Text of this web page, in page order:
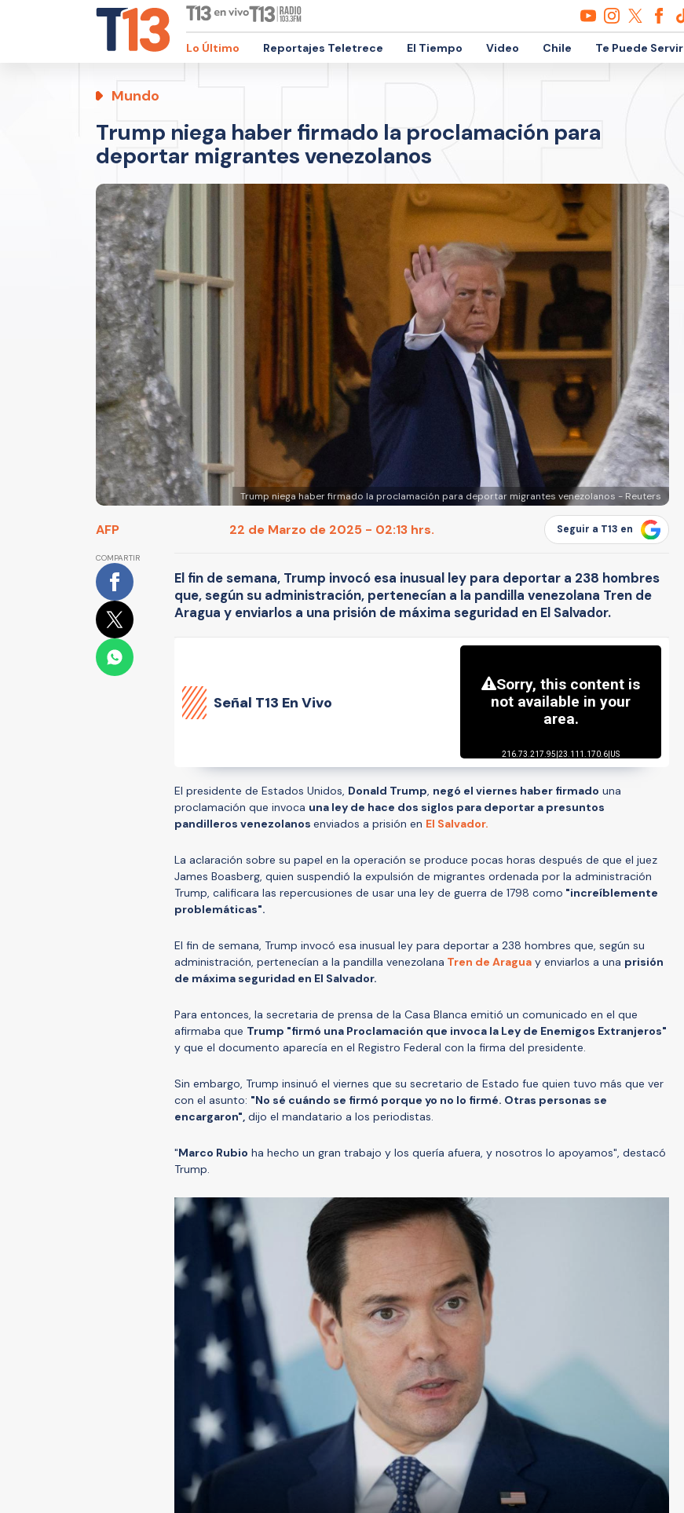
Lo Último Reportajes Teletrece El Tiempo Video Chile Te Puede Servir
Mundo
Trump niega haber firmado la proclamación para
deportar migrantes venezolanos
Trump niega haber firmado la proclamación para deportar migrantes venezolanos - Reuters
AFP 22 de Marzo de 2025 - 02:13 hrs. Seguir a T13 en
COMPARTIR
El fin de semana, Trump invocó esa inusual ley para deportar a 238 hombres
que, según su administración, pertenecían a la pandilla venezolana Tren de
Aragua y enviarlos a una prisión de máxima seguridad en El Salvador.
Señal T13 En Vivo
El presidente de Estados Unidos, Donald Trump, negó el viernes haber firmado una
proclamación que invoca una ley de hace dos siglos para deportar a presuntos
pandilleros venezolanos enviados a prisión en El Salvador.
La aclaración sobre su papel en la operación se produce pocas horas después de que el juez
James Boasberg, quien suspendió la expulsión de migrantes ordenada por la administración
Trump, calificara las repercusiones de usar una ley de guerra de 1798 como "increíblemente
problemáticas".
El fin de semana, Trump invocó esa inusual ley para deportar a 238 hombres que, según su
administración, pertenecían a la pandilla venezolana Tren de Aragua y enviarlos a una prisión
de máxima seguridad en El Salvador.
Para entonces, la secretaria de prensa de la Casa Blanca emitió un comunicado en el que
afirmaba que Trump "firmó una Proclamación que invoca la Ley de Enemigos Extranjeros"
y que el documento aparecía en el Registro Federal con la firma del presidente.
Sin embargo, Trump insinuó el viernes que su secretario de Estado fue quien tuvo más que ver
con el asunto: "No sé cuándo se firmó porque yo no lo firmé. Otras personas se
encargaron", dijo el mandatario a los periodistas.
"Marco Rubio ha hecho un gran trabajo y los quería afuera, y nosotros lo apoyamos", destacó
Trump.